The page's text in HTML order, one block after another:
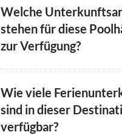
Welche
stehen für diese
zur Verfügung?
Wie viele
sind in dieser
verfügbar?